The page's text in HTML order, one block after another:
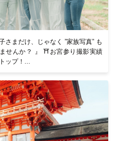
子さまだけ、じゃなく ”家族写真” も
せんか？ 』 ⛩お宮参り撮影実績
ップ！...